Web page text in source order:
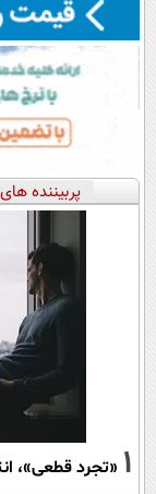
پربیننده
1 «تجرد قطعی»،